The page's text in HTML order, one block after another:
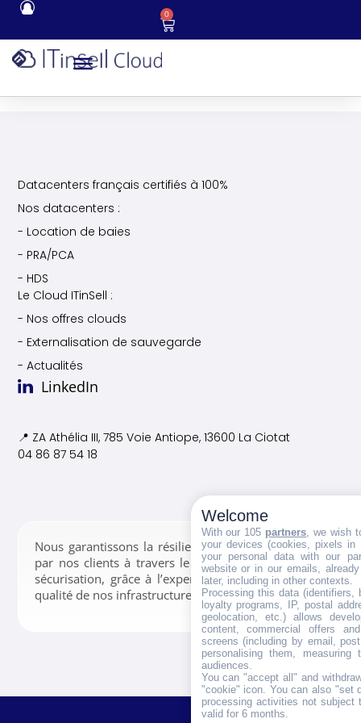
0
Datacenters français certifiés à 100%
Nos datacenters :
- Location de baies
- PRA/PCA
- HDS
Le Cloud ITinSell :
- Nos offres clouds
- Externalisation de sauvegarde
- Actualités
LinkedIn
📍 ZA Athélia III, 785 Voie Antiope, 13600 La Ciotat
04 86 87 54 18
Nous garantissons la résilience des données confiées
par nos clients à travers le stockage, la gestion et la
sécurisation, grâce à l’expertise de nos équipes et la
qualité de nos infrastructures.
Welcome
With our 105 partners , we wish
your devices (cookies, pixels
your personal data with our
website or in our emails,
later, including in other contexts.
Processing this data (identifiers,
loyalty programs, IP, postal
geolocation, etc.) allows
content, commercial offers
screens (including by email,
personalising them, measuring
audiences.
You can "accept all" and
"cookie" icon . You can also "set
processing activities not subject
valid for 6 months.